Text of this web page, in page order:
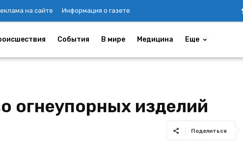
на сайте Информация о газете
События В мире Медицина Еще
огнеупорных изделий
Поделиться